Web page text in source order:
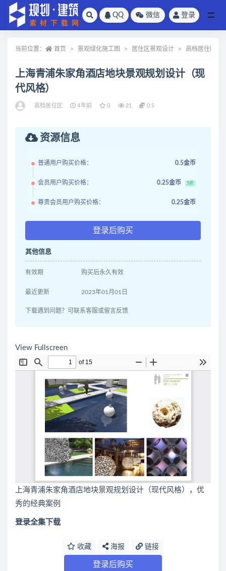
QQ 微信 登录
当前位置： 首页 景观绿化施工图 居住区景观设计 高档居住区
上海青浦朱家角酒店地块景观规划设计（现
代风格）
高档居住区 4年前 0 21 0.5
资源信息
普通用户购买价格： 0.5金币
会员用户购买价格： 0.25金币 5折
尊贵会员用户购买价格： 0.25金币
登录后购买
其他信息
有效期 购买后永久有效
最近更新 2023年01月01日
下载遇到问题？可联系客服或留言反馈
View Fullscreen
上海青浦朱家角酒店地块景观规划设计（现代风格），优
秀的经典案例
登录全集下载
收藏 海报 链接
登录后购买
全部